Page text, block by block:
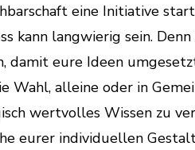
eine Initiative
kann langwierig sein.
damit eure Ideen
Wahl, alleine oder in
wertvolles Wissen zu
eurer individuellen